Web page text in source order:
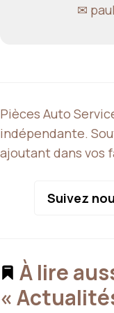
✉
Pièces Auto
indépendante.
ajoutant dans vos
Suivez
À lire
«